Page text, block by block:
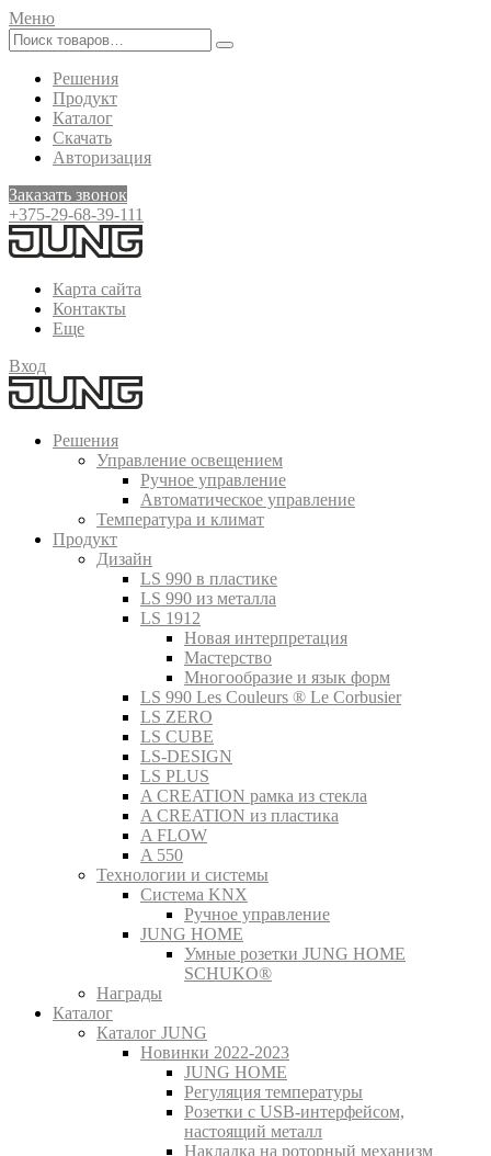
Меню
Решения
Продукт
Каталог
Скачать
Авторизация
Заказать звонок
+375-29-68-39-111
Карта сайта
Контакты
Еще
Вход
Решения
Управление освещением
Ручное управление
Автоматическое управление
Температура и климат
Продукт
Дизайн
LS 990 в пластике
LS 990 из металла
LS 1912
Новая интерпретация
Мастерство
Многообразие и язык форм
LS 990 Les Couleurs ® Le Corbusier
LS ZERO
LS CUBE
LS-DESIGN
LS PLUS
A CREATION рамка из стекла
A CREATION из пластика
A FLOW
A 550
Технологии и системы
Система KNX
Ручное управление
JUNG HOME
Умные розетки JUNG HOME
SCHUKO®
Награды
Каталог
Каталог JUNG
Новинки 2022-2023
JUNG HOME
Регуляция температуры
Розетки с USB-интерфейсом,
настоящий металл
Накладка на роторный механизм